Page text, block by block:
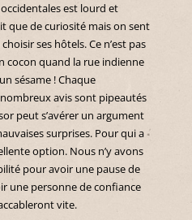
est lourd et
que de curiosité mais on sent
ses hôtels. Ce n’est pas
cocon quand la rue indienne
sésame ! Chaque
avis sont pipeautés
peut s’avérer un argument
surprises. Pour qui a
option. Nous n’y avons
pour avoir une pause de
une personne de confiance
vite.